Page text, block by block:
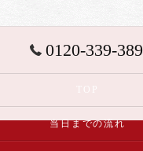
0120-339-389
当日までの流れ